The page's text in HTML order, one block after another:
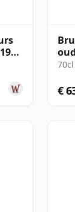
70cl
€